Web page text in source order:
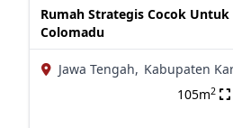
Rumah Strategis Cocok
Colomadu
Jawa Tengah, Kabupaten
105m2